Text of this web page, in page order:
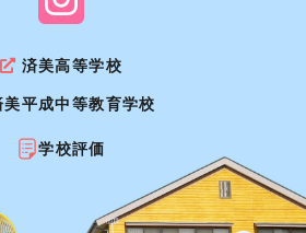
済美高等学校
美平成中等教育学校
学校評価